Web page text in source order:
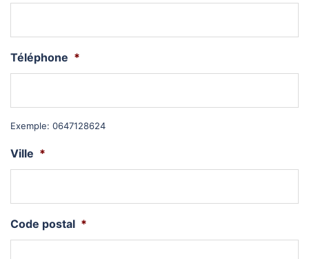
Téléphone *
Exemple: 0647128624
Ville *
Code postal *